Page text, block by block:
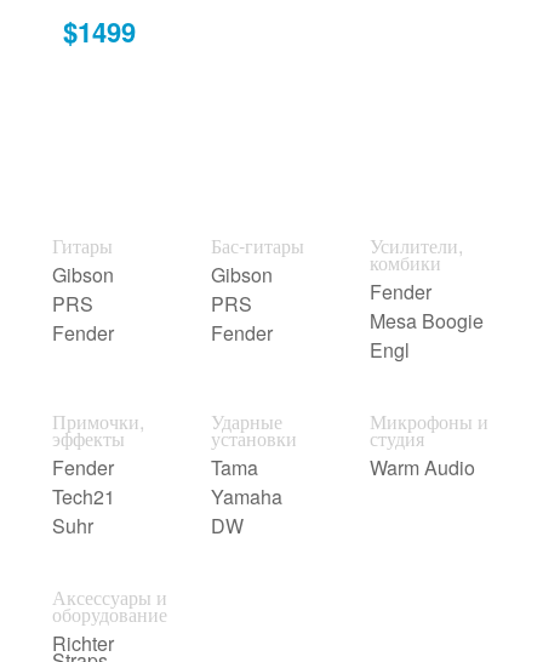
$1499
Гитары
Gibson
PRS
Fender
Бас-гитары
Gibson
PRS
Fender
Усилители,
комбики
Fender
Mesa Boogie
Engl
Примочки,
эффекты
Fender
Tech21
Suhr
Ударные
установки
Tama
Yamaha
DW
Микрофоны и
студия
Warm Audio
Аксессуары и
оборудование
Richter